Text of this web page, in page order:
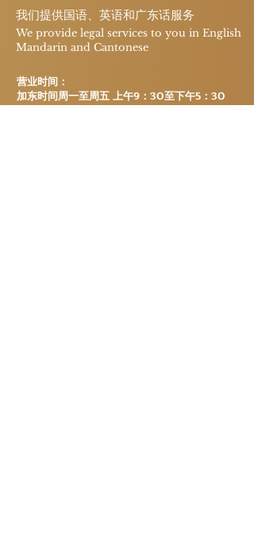
我们提供国语、英语和广东话服务
We provide legal services to you in English
Mandarin and Cantonese
​营业时间：
加东时间周一至周五 上午9：30至下午5：30